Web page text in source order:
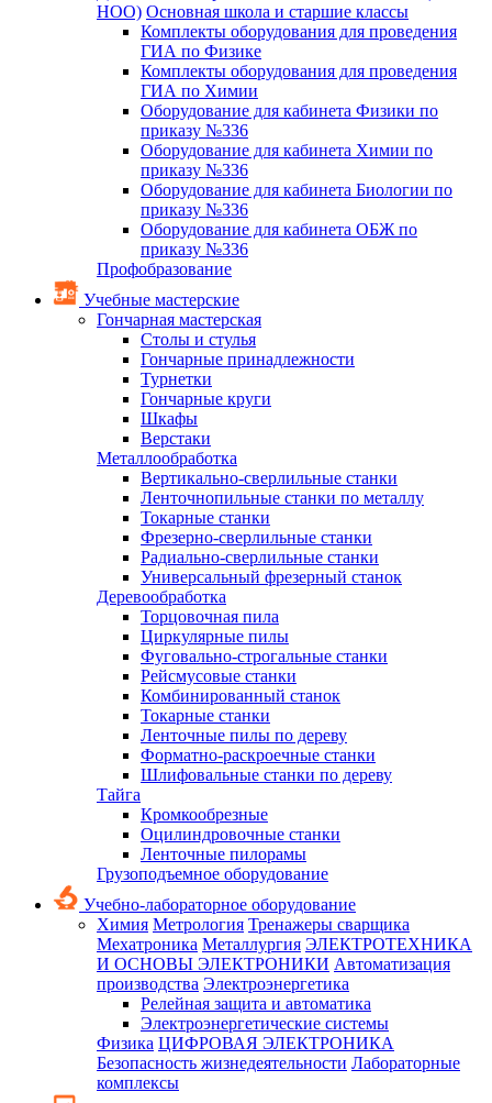
НОО) Основная школа и старшие классы
Комплекты оборудования для проведения
ГИА по Физике
Комплекты оборудования для проведения
ГИА по Химии
Оборудование для кабинета Физики по
приказу №336
Оборудование для кабинета Химии по
приказу №336
Оборудование для кабинета Биологии по
приказу №336
Оборудование для кабинета ОБЖ по
приказу №336
Профобразование
Учебные мастерские
Гончарная мастерская
Столы и стулья
Гончарные принадлежности
Турнетки
Гончарные круги
Шкафы
Верстаки
Металлообработка
Вертикально-сверлильные станки
Ленточнопильные станки по металлу
Токарные станки
Фрезерно-сверлильные станки
Радиально-сверлильные станки
Универсальный фрезерный станок
Деревообработка
Торцовочная пила
Циркулярные пилы
Фуговально-строгальные станки
Рейсмусовые станки
Комбинированный станок
Токарные станки
Ленточные пилы по дереву
Форматно-раскроечные станки
Шлифовальные станки по дереву
Тайга
Кромкообрезные
Оцилиндровочные станки
Ленточные пилорамы
Грузоподъемное оборудование
Учебно-лабораторное оборудование
Химия Метрология Тренажеры сварщика
Мехатроника Металлургия ЭЛЕКТРОТЕХНИКА
И ОСНОВЫ ЭЛЕКТРОНИКИ Автоматизация
производства Электроэнергетика
Релейная защита и автоматика
Электроэнергетические системы
Физика ЦИФРОВАЯ ЭЛЕКТРОНИКА
Безопасность жизнедеятельности Лабораторные
комплексы